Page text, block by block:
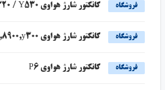
فروشگاه کانکتور شارژ هواوی HUAWEI Y320 / Y530
فروشگاه کانکتور شارژ هواوی Huawei Y330,8900,y300
فروشگاه کانکتور شارژ هواوی P6